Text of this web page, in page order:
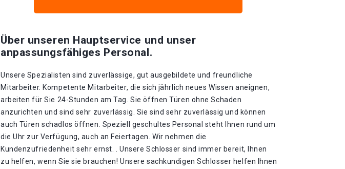
Über unseren Hauptservice und unser
anpassungsfähiges Personal.
Unsere Spezialisten sind zuverlässige, gut ausgebildete und freundliche
Mitarbeiter. Kompetente Mitarbeiter, die sich jährlich neues Wissen aneignen,
arbeiten für Sie 24-Stunden am Tag. Sie öffnen Türen ohne Schaden
anzurichten und sind sehr zuverlässig. Sie sind sehr zuverlässig und können
auch Türen schadlos öffnen. Speziell geschultes Personal steht Ihnen rund um
die Uhr zur Verfügung, auch an Feiertagen. Wir nehmen die
Kundenzufriedenheit sehr ernst. . Unsere Schlosser sind immer bereit, Ihnen
zu helfen, wenn Sie sie brauchen! Unsere sachkundigen Schlosser helfen Ihnen